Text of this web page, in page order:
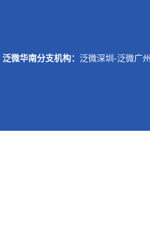
泛微华南分支机构： 泛微深圳 -泛微广州